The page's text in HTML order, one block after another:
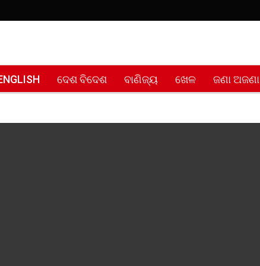
ଦେଶ ବିଦେଶ ବାଣିଜ୍ୟ ଖେଳ ଜଣା ଅଜଣା